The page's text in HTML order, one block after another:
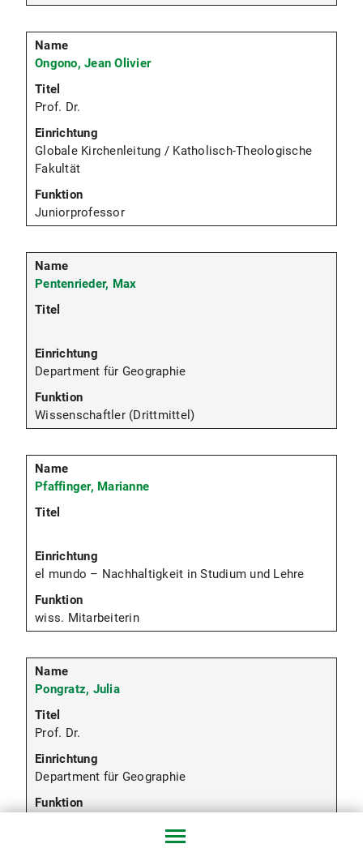
Ongono, Jean Olivier
Prof. Dr.
Globale Kirchenleitung / Katholisch-Theologische
Fakultät
Juniorprofessor
Pentenrieder, Max
Department für Geographie
Wissenschaftler (Drittmittel)
Pfaffinger, Marianne
el mundo – Nachhaltigkeit in Studium und Lehre
wiss. Mitarbeiterin
Pongratz, Julia
Prof. Dr.
Department für Geographie
und Landnutzungssysteme